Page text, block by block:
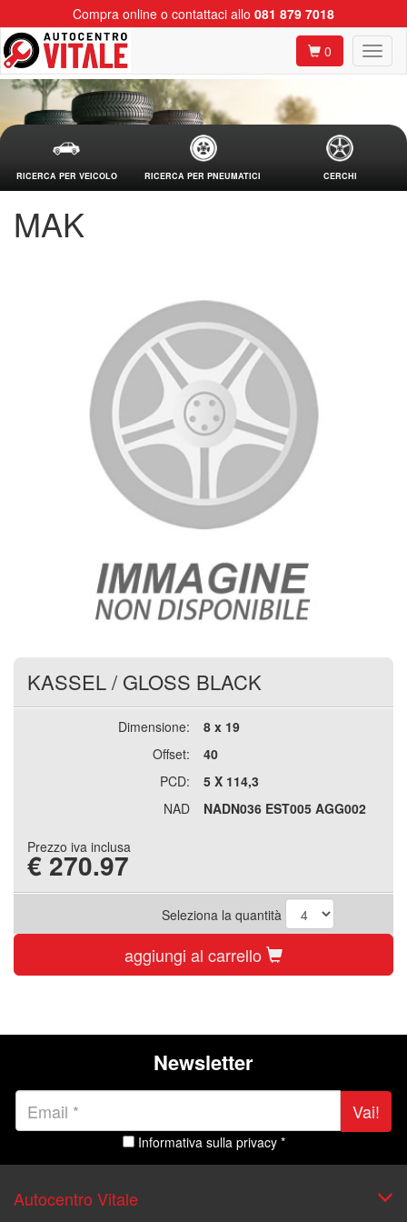
Compra online o contattaci allo 081 879 7018
0
RICERCA PER VEICOLO RICERCA PER PNEUMATICI CERCHI
MAK
KASSEL/ GLOSS BLACK
Dimensione:
8 x 19
Offset:
40
PCD:
5 X 114,3
NAD
NADN036 EST005 AGG002
Prezzo iva inclusa
€ 270.97
Seleziona la quantità
aggiungi al carrello
Newsletter
Vai!
Informativa sulla privacy *
Autocentro Vitale